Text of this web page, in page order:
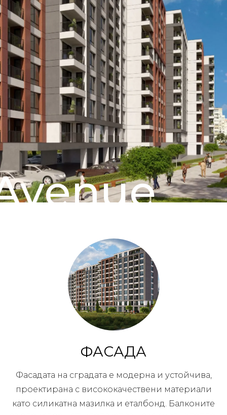
ФАСАДА
Фасадата на сградата е модерна и устойчива,
проектирана с висококачествени материали
като силикатна мазилка и еталбонд. Балконите